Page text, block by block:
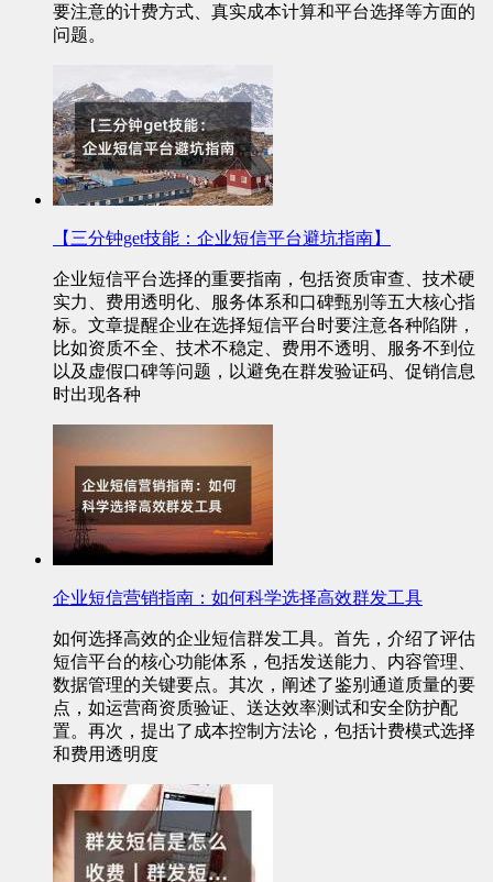
要注意的计费方式、真实成本计算和平台选择等方面的
问题。
【三分钟get技能：企业短信平台避坑指南】
企业短信平台选择的重要指南，包括资质审查、技术硬
实力、费用透明化、服务体系和口碑甄别等五大核心指
标。文章提醒企业在选择短信平台时要注意各种陷阱，
比如资质不全、技术不稳定、费用不透明、服务不到位
以及虚假口碑等问题，以避免在群发验证码、促销信息
时出现各种
企业短信营销指南：如何科学选择高效群发工具
如何选择高效的企业短信群发工具。首先，介绍了评估
短信平台的核心功能体系，包括发送能力、内容管理、
数据管理的关键要点。其次，阐述了鉴别通道质量的要
点，如运营商资质验证、送达效率测试和安全防护配
置。再次，提出了成本控制方法论，包括计费模式选择
和费用透明度